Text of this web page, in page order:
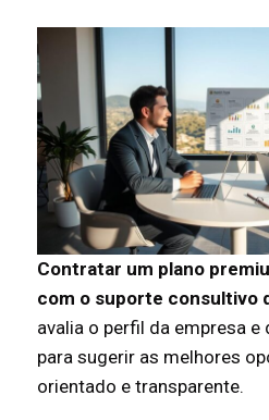
Contratar um plano
com o suporte consultivo
avalia o perfil da empresa
para sugerir as melhores
orientado e transparente.